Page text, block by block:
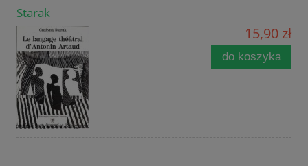
Starak
15,90 zł
do koszyka